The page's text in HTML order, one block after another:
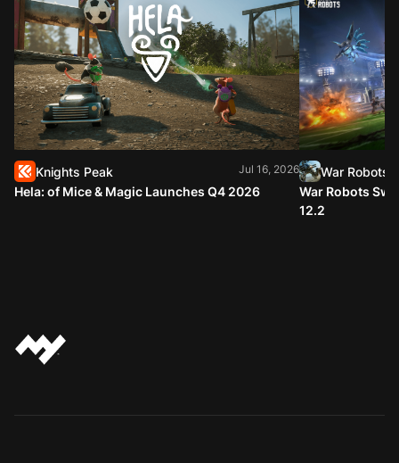
Knights Peak Jul 16, 2026
Hela: of Mice & Magic Launches Q4 2026
War Robots
War Robots
12.2